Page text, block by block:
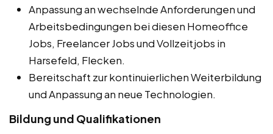
Anpassung an wechselnde Anforderungen und
Arbeitsbedingungen bei diesen Homeoffice
Jobs, Freelancer Jobs und Vollzeitjobs in
Harsefeld, Flecken.
Bereitschaft zur kontinuierlichen Weiterbildung
und Anpassung an neue Technologien.
Bildung und Qualifikationen